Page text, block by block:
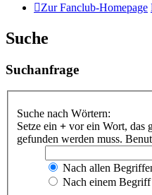
Zur Fanclub-Homepage
Suche
Suchanfrage
Suche nach Wörtern:
Setze ein + vor ein Wort, das
gefunden werden muss.
Nach allen
Nach einem Begriff